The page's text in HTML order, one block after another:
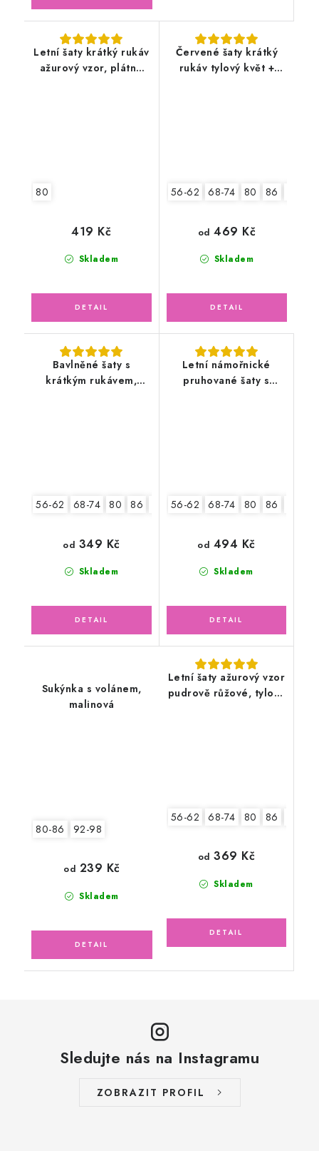
Letní šaty krátký rukáv
ažurový vzor, plátno
80
Skladem
419 Kč
Červené šaty krátký
rukáv tylový květ +
56-62 68-74 80 86
Skladem
od 469 Kč
Bavlněné šaty s
krátkým rukávem,
56-62 68-74 80 86
Skladem
od 349 Kč
Letní námořnické
pruhované šaty s
56-62 68-74 80 86
Skladem
od 494 Kč
Sukýnka s volánem,
malinová
80-86 92-98
Skladem
od 239 Kč
Letní šaty ažurový vzor
pudrově růžové, tylový
56-62 68-74 80 86
Skladem
od 369 Kč
Sledujte nás na Instagramu
ZOBRAZIT PROFIL